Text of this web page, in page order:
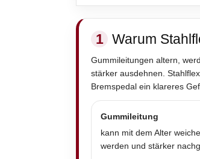
1 Warum
Gummileitungen altern,
stärker ausdehnen.
Bremspedal ein klareres
Gummileitung
kann mit dem Alter
werden und stärker